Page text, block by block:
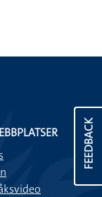
FEEDBACK